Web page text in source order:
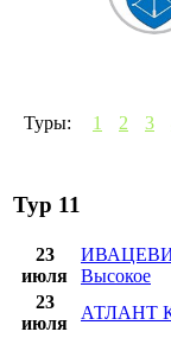
Туры: 1 2 3
Тур 11
23
июля
Высокое
23
июля
АТЛАНТ